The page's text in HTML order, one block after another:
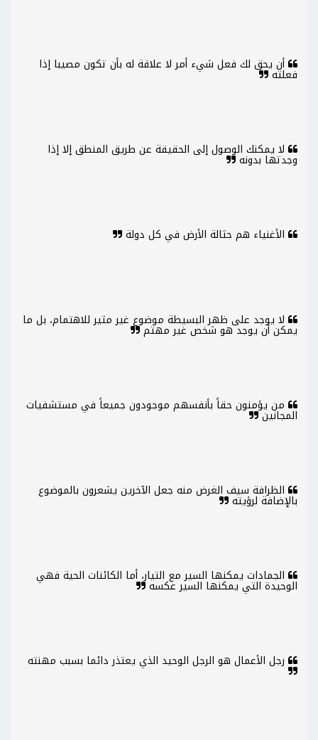
أن يحق لك فعل شيء أمر لا علاقة له بأن تكون مصيبا إذا
فعلته
لا يمكنك الوصول إلى الحقيقة عن طريق المنطق إلا إذا
وجدتها بدونه
الأغنياء هم حثالة الأرض في كل دولة
لا يوجد على ظهر البسيطة موضوع غير مثير للاهتمام، بل ما
يمكن أن يوجد هو شخص غير مهتم
من يؤمنون حقاً بأنفسهم موجودون جميعاً في مستشفيات
المجانين
الظرافة سيف الغرض منه جعل الآخرين يشعرون بالموضوع
بالإضافة لرؤيته
الجمادات يمكنها السير مع التيار، أما الكائنات الحية فهي
الوحيدة التي يمكنها السير عكسه
رجل الأعمال هو الرجل الوحيد الذي يعتذر دائما بسبب مهنته